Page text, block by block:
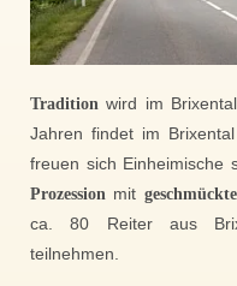
Tradition wird im
Jahren findet im
freuen sich Einheimische
Prozession mit
ca. 80 Reiter aus
teilnehmen.